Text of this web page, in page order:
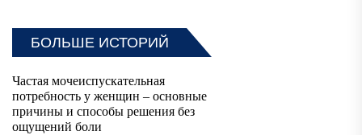
БОЛЬШЕ ИСТОРИЙ
Частая мочеиспускательная
потребность у женщин – основные
причины и способы решения без
ощущений боли